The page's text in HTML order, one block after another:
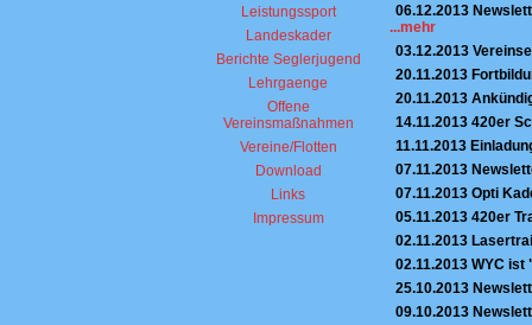
Leistungssport
Landeskader
Berichte Seglerjugend
Lehrgaenge
Offene
Vereinsmaßnahmen
Vereine/Flotten
Download
Links
Impressum
06.12.2013
...mehr
03.12.2013
20.11.2013
20.11.2013
14.11.2013 420er
11.11.2013
07.11.2013
07.11.2013 Opti
05.11.2013 420er
02.11.2013
02.11.2013 WYC ist
25.10.2013
09.10.2013